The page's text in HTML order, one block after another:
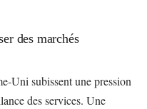
des marchés
Uni subissent une pression
des services. Une